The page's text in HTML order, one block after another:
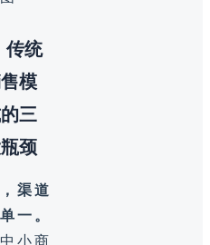
传统
模
三
颈
渠道
一。
小商